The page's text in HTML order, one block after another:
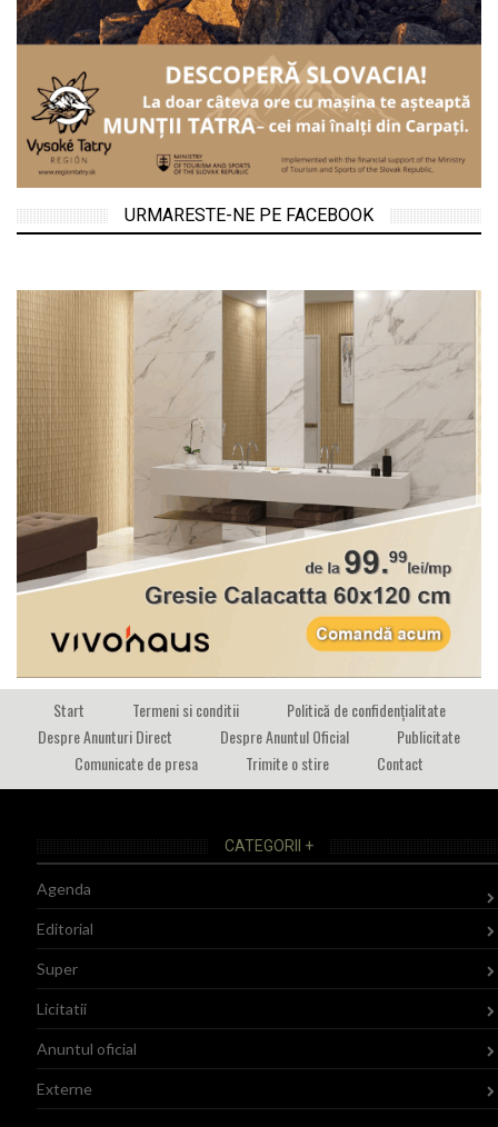
URMARESTE-NE PE FACEBOOK
Start Termeni si conditii
Politică de confidențialitate
Despre Anunturi Direct
Despre Anuntul Oficial
Publicitate
Comunicate de presa
Trimite o stire Contact
CATEGORII +
Agenda
Editorial
Super
Licitatii
Anuntul oficial
Externe